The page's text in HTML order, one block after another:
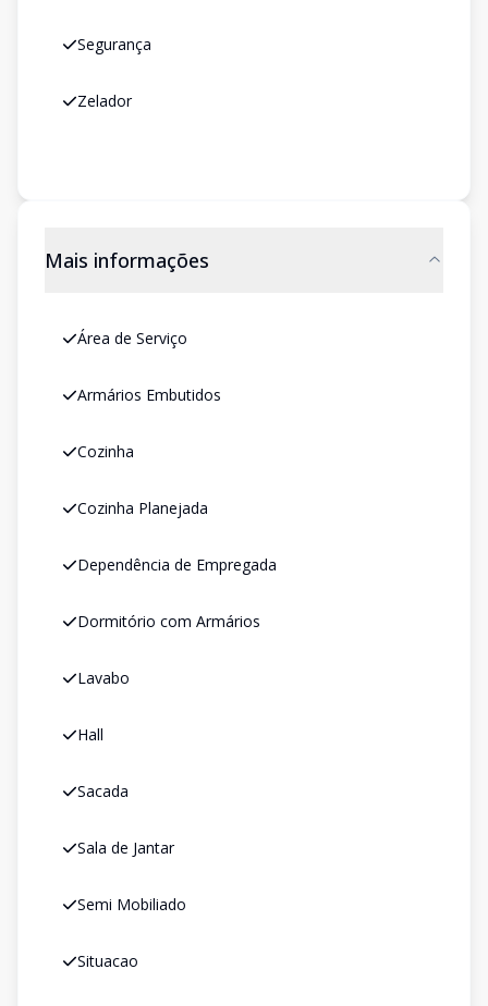
Segurança
Zelador
Mais informações
Área de Serviço
Armários Embutidos
Cozinha
Cozinha Planejada
Dependência de Empregada
Dormitório com Armários
Lavabo
Hall
Sacada
Sala de Jantar
Semi Mobiliado
Situacao